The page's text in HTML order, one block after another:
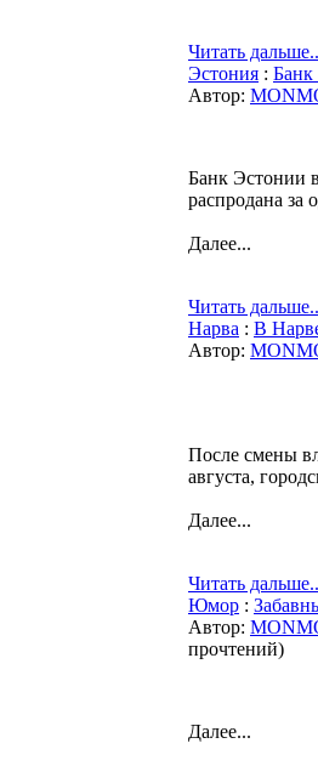
Читать
Эстония : Банк
Автор:
Банк Эстонии
распродана за
Далее...
Читать
Нарва : В
Автор:
После смены
августа,
Далее...
Читать
Юмор :
Автор:
прочтений)
Далее...